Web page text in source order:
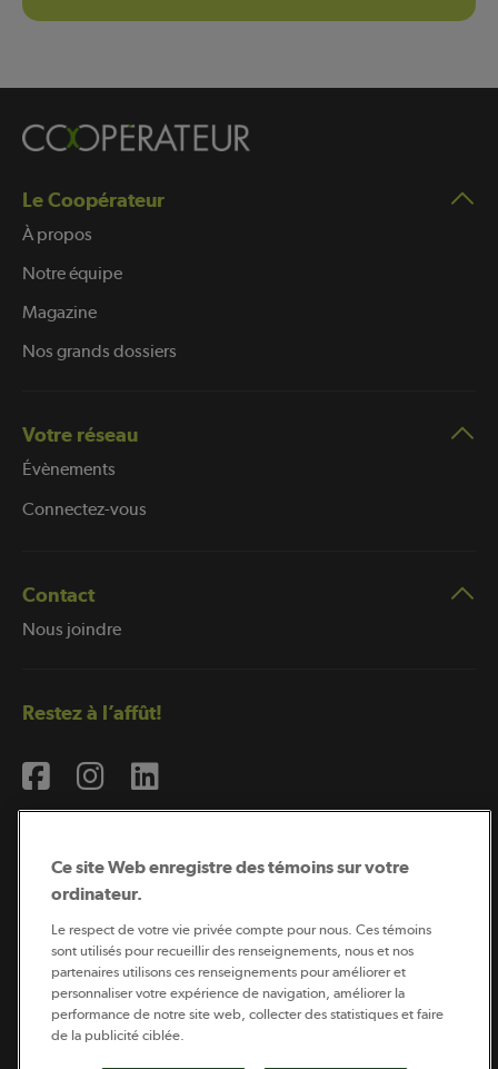
Le Coopérateur
À propos
Notre équipe
Magazine
Nos grands dossiers
Votre réseau
Évènements
Connectez-vous
Contact
Nous joindre
Restez à l’affût!
Coopérateur est publié par Sollio Groupe Coopératif.
Il est l’outil d’information de la coopération agricole
québécoise.
Ce site Web enregistre des témoins sur votre
ordinateur.
Le respect de votre vie privée compte pour nous. Ces témoins
sont utilisés pour recueillir des renseignements, nous et nos
partenaires utilisons ces renseignements pour améliorer et
personnaliser votre expérience de navigation, améliorer la
performance de notre site web, collecter des statistiques et faire
de la publicité ciblée.